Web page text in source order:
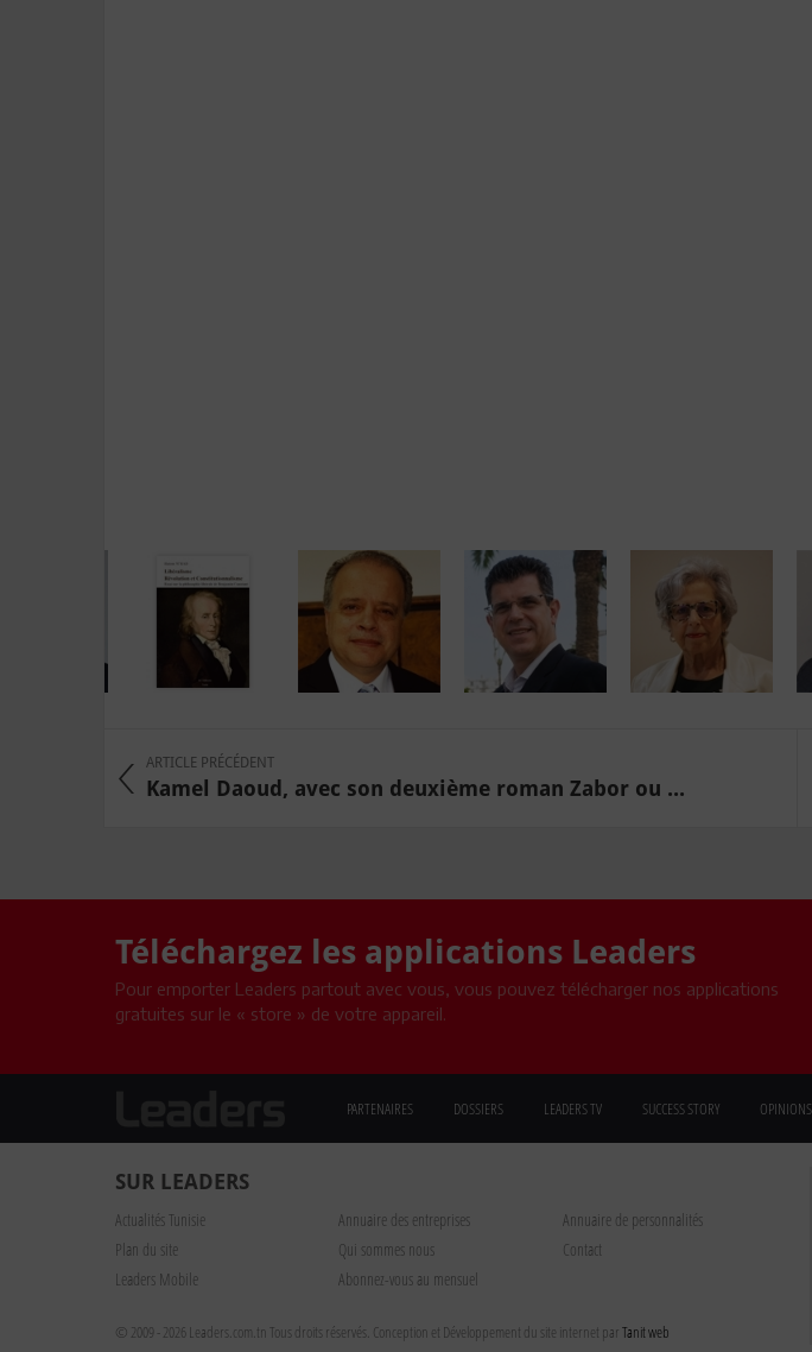
ARTICLE PRÉCÉDENT
Kamel Daoud, avec son deuxième roman Zabor ou ...
Téléchargez les applications Leaders
Pour emporter Leaders partout avec vous, vous pouvez télécharger nos applications
gratuites sur le « store » de votre appareil.
PARTENAIRES DOSSIERS LEADERS TV SUCCESS STORY OPINIONS
SUR LEADERS
Actualités Tunisie Annuaire des entreprises
Annuaire de personnalités
Plan du site
Qui sommes nous
Contact
Leaders Mobile
Abonnez-vous au mensuel
© 2009 - 2026 Leaders.com.tn Tous droits réservés. Conception et Développement du site internet parTanit web